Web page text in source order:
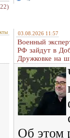
03.08.2026 11:57
Военный
РФ зайдут в
Дружковке на
Об этом